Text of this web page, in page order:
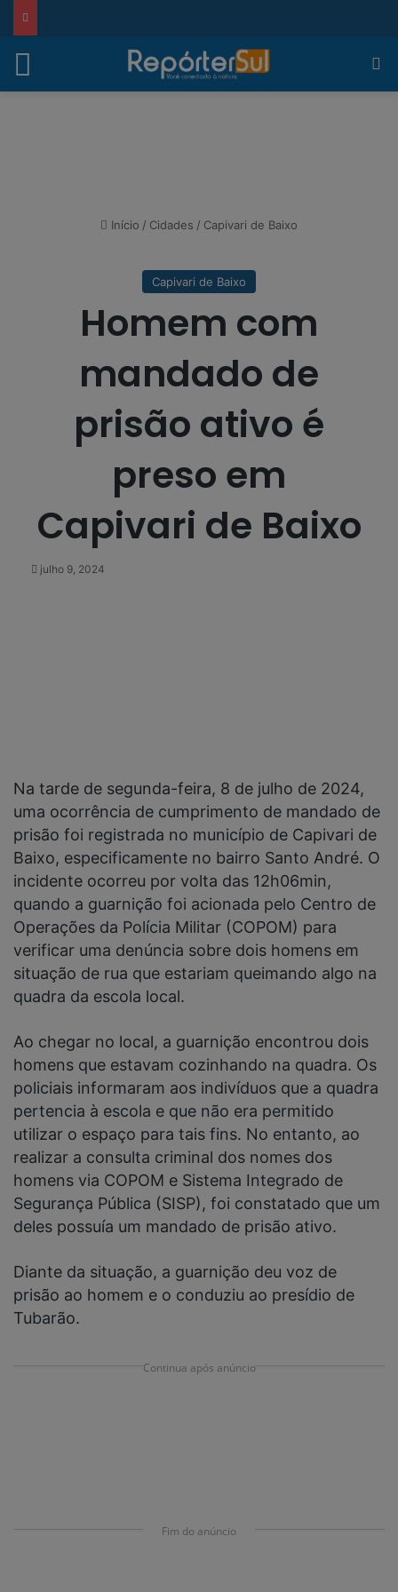
Início / Cidades / Capivari de Baixo
Capivari de Baixo
Homem com
mandado de
prisão ativo é
preso em
Capivari de Baixo
julho 9, 2024
Na tarde de segunda-feira, 8 de julho de 2024,
uma ocorrência de cumprimento de mandado de
prisão foi registrada no município de Capivari de
Baixo, especificamente no bairro Santo André. O
incidente ocorreu por volta das 12h06min,
quando a guarnição foi acionada pelo Centro de
Operações da Polícia Militar (COPOM) para
verificar uma denúncia sobre dois homens em
situação de rua que estariam queimando algo na
quadra da escola local.
Ao chegar no local, a guarnição encontrou dois
homens que estavam cozinhando na quadra. Os
policiais informaram aos indivíduos que a quadra
pertencia à escola e que não era permitido
utilizar o espaço para tais fins. No entanto, ao
realizar a consulta criminal dos nomes dos
homens via COPOM e Sistema Integrado de
Segurança Pública (SISP), foi constatado que um
deles possuía um mandado de prisão ativo.
Diante da situação, a guarnição deu voz de
prisão ao homem e o conduziu ao presídio de
Tubarão.
Continua após anúncio
Fim do anúncio